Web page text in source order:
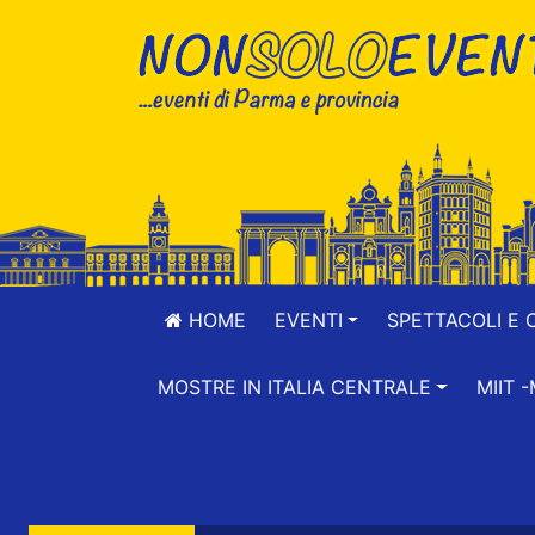
HOME EVENTI SPETTACOLI E
MOSTRE IN ITALIA CENTRALE MIIT -